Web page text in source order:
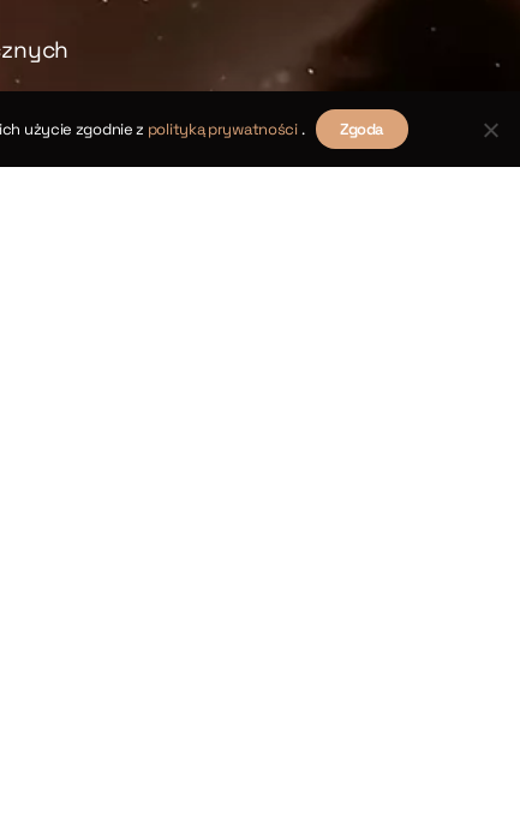
użycie zgodnie z polityką prywatności. Zgoda